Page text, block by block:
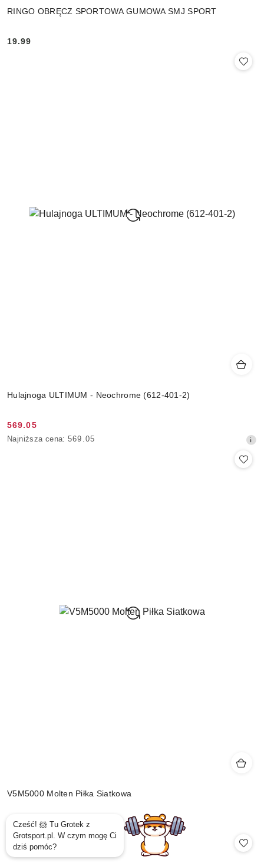
RINGO OBRĘCZ SPORTOWA GUMOWA SMJ SPORT
Cena:
19.99
Hulajnoga ULTIMUM - Neochrome (612-401-2)
Cena
promocyjna:
569.05
Najniższa
Najniższa cena: 569.05
V5M5000 Molten Piłka Siatkowa
Cena:
219.99